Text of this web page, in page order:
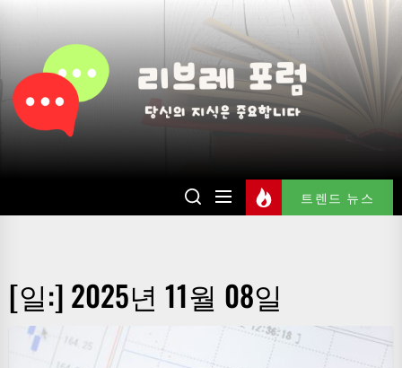
content
레
트렌드 뉴스
[일:] 2025년 11월 08일